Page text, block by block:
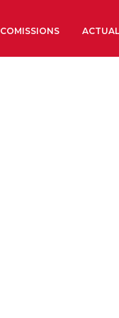
COMISSIONS